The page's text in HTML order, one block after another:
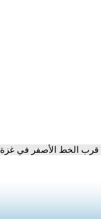
قرب الخط الأصفر في غزة